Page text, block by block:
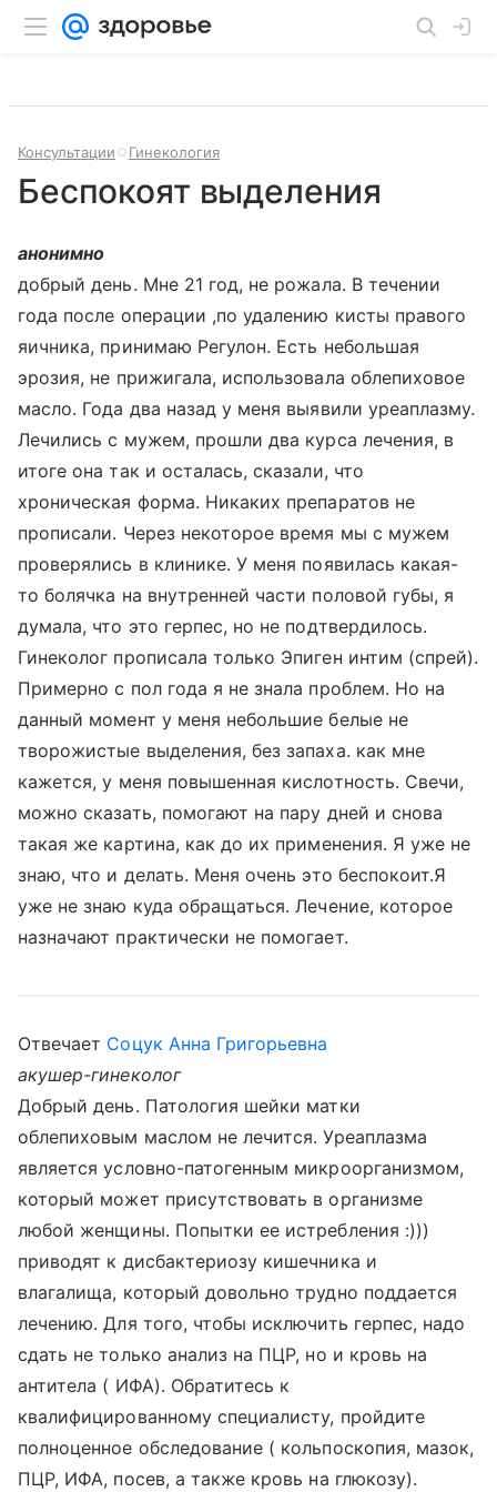
Консультации Гинекология
Беспокоят выделения
анонимно
добрый день. Мне 21 год, не рожала. В течении
года после операции ,по удалению кисты правого
яичника, принимаю Регулон. Есть небольшая
эрозия, не прижигала, использовала облепиховое
масло. Года два назад у меня выявили уреаплазму.
Лечились с мужем, прошли два курса лечения, в
итоге она так и осталась, сказали, что
хроническая форма. Никаких препаратов не
прописали. Через некоторое время мы с мужем
проверялись в клинике. У меня появилась какая-
то болячка на внутренней части половой губы, я
думала, что это герпес, но не подтвердилось.
Гинеколог прописала только Эпиген интим (спрей).
Примерно с пол года я не знала проблем. Но на
данный момент у меня небольшие белые не
творожистые выделения, без запаха. как мне
кажется, у меня повышенная кислотность. Свечи,
можно сказать, помогают на пару дней и снова
такая же картина, как до их применения. Я уже не
знаю, что и делать. Меня очень это беспокоит.Я
уже не знаю куда обращаться. Лечение, которое
назначают практически не помогает.
Отвечает Соцук Анна Григорьевна
акушер-гинеколог
Добрый день. Патология шейки матки
облепиховым маслом не лечится. Уреаплазма
является условно-патогенным микроорганизмом,
который может присутствовать в организме
любой женщины. Попытки ее истребления :)))
приводят к дисбактериозу кишечника и
влагалища, который довольно трудно поддается
лечению. Для того, чтобы исключить герпес, надо
сдать не только анализ на ПЦР, но и кровь на
антитела ( ИФА). Обратитесь к
квалифицированному специалисту, пройдите
полноценное обследование ( кольпоскопия, мазок,
ПЦР, ИФА, посев, а также кровь на глюкозу).